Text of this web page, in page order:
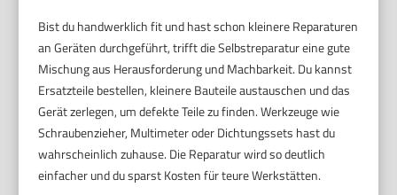
Bist du handwerklich fit und hast schon kleinere Reparaturen
an Geräten durchgeführt, trifft die Selbstreparatur eine gute
Mischung aus Herausforderung und Machbarkeit. Du kannst
Ersatzteile bestellen, kleinere Bauteile austauschen und das
Gerät zerlegen, um defekte Teile zu finden. Werkzeuge wie
Schraubenzieher, Multimeter oder Dichtungssets hast du
wahrscheinlich zuhause. Die Reparatur wird so deutlich
einfacher und du sparst Kosten für teure Werkstätten.